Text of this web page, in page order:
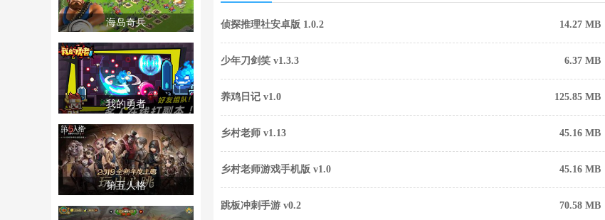
海岛奇兵
我的勇者
第五人格
侦探推理社安卓版 1.0.2 14.27 MB
少年刀剑笑 v1.3.3 6.37 MB
养鸡日记 v1.0 125.85 MB
乡村老师 v1.13 45.16 MB
乡村老师游戏手机版 v1.0 45.16 MB
跳板冲刺手游 v0.2 70.58 MB